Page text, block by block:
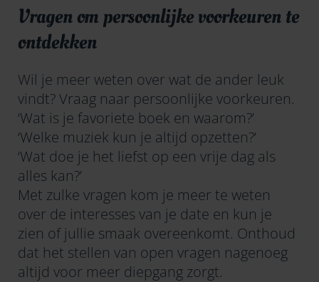
Vragen om persoonlijke voorkeuren te
ontdekken
Wil je meer weten over wat de ander leuk
vindt? Vraag naar persoonlijke voorkeuren.
‘Wat is je favoriete boek en waarom?’
‘Welke muziek kun je altijd opzetten?’
‘Wat doe je het liefst op een vrije dag als
alles kan?’
Met zulke vragen kom je meer te weten
over de interesses van je date en kun je
zien of jullie smaak overeenkomt. Onthoud
dat het stellen van open vragen nagenoeg
altijd voor meer diepgang zorgt.